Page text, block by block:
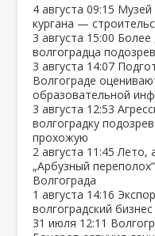
4 августа 09:15
кургана —
3 августа 15:00 Более
волгоградца
3 августа 14:07
Волгограде
образовательной
3 августа 12:53
волгоградку
прохожую
2 августа 11:45 Лето,
„Арбузный
Волгограда
1 августа 14:16
волгоградский
31 июля 12:11